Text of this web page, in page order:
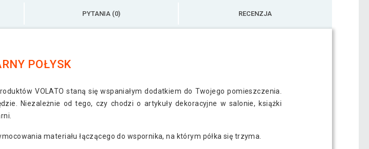
PYTANIA (0) RECENZJA
POŁYSK
VOLATO staną się wspaniałym dodatkiem do Twojego pomieszczenia.
Niezależnie od tego, czy chodzi o artykuły dekoracyjne w salonie, książki
materiału łączącego do wspornika, na którym półka się trzyma.